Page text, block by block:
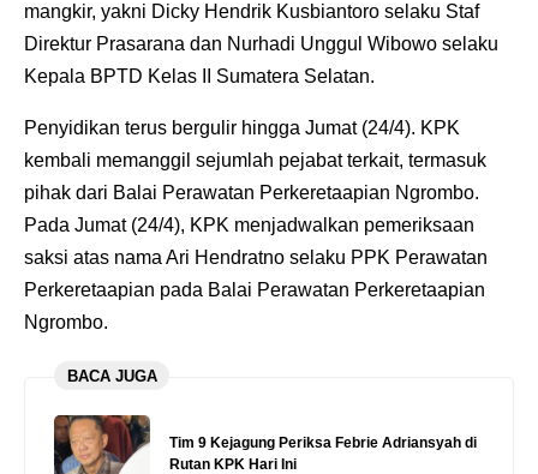
mangkir, yakni Dicky Hendrik Kusbiantoro selaku Staf
Direktur Prasarana dan Nurhadi Unggul Wibowo selaku
Kepala BPTD Kelas II Sumatera Selatan.
Penyidikan terus bergulir hingga Jumat (24/4). KPK
kembali memanggil sejumlah pejabat terkait, termasuk
pihak dari Balai Perawatan Perkeretaapian Ngrombo.
Pada Jumat (24/4), KPK menjadwalkan pemeriksaan
saksi atas nama Ari Hendratno selaku PPK Perawatan
Perkeretaapian pada Balai Perawatan Perkeretaapian
Ngrombo.
BACA JUGA
Tim 9 Kejagung Periksa Febrie Adriansyah di
Rutan KPK Hari Ini